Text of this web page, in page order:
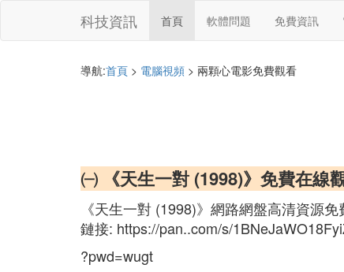
科技資訊 首頁 軟體問題 免費資訊
導航:首頁 > 電腦視頻 > 兩顆心電影免費觀看
㈠ 《天生一對 (1998)》免費在線
《天生一對 (1998)》網路網盤高清資源免
鏈接: https://pan..com/s/
?pwd=wugt